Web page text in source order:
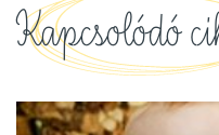
Kapcsolódó